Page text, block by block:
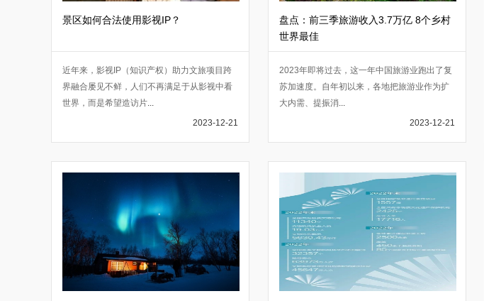
景区如何合法使用影视IP？
近年来，影视IP（知识产权）助力文旅项目跨
界融合屡见不鲜，人们不再满足于从影视中看
世界，而是希望造访片...
2023-12-21
盘点：前三季旅游收入3.7万亿 8个乡村
世界最佳
2023年即将过去，这一年中国旅游业跑出了复
苏加速度。自年初以来，各地把旅游业作为扩
大内需、提振消...
2023-12-21